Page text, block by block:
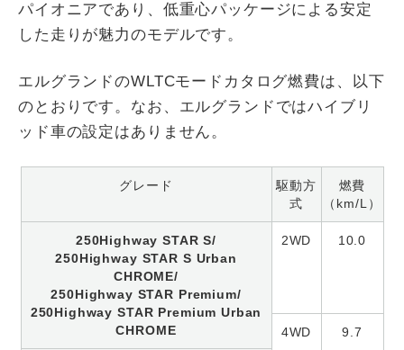
パイオニアであり、低重心パッケージによる安定
した走りが魅力のモデルです。
エルグランドのWLTCモードカタログ燃費は、以下
のとおりです。なお、エルグランドではハイブリ
ッド車の設定はありません。
グレード
駆動方
式
燃費
（km/L）
250Highway STAR S/
250Highway STAR S Urban
CHROME/
250Highway STAR Premium/
250Highway STAR Premium Urban
CHROME
2WD 10.0
4WD 9.7